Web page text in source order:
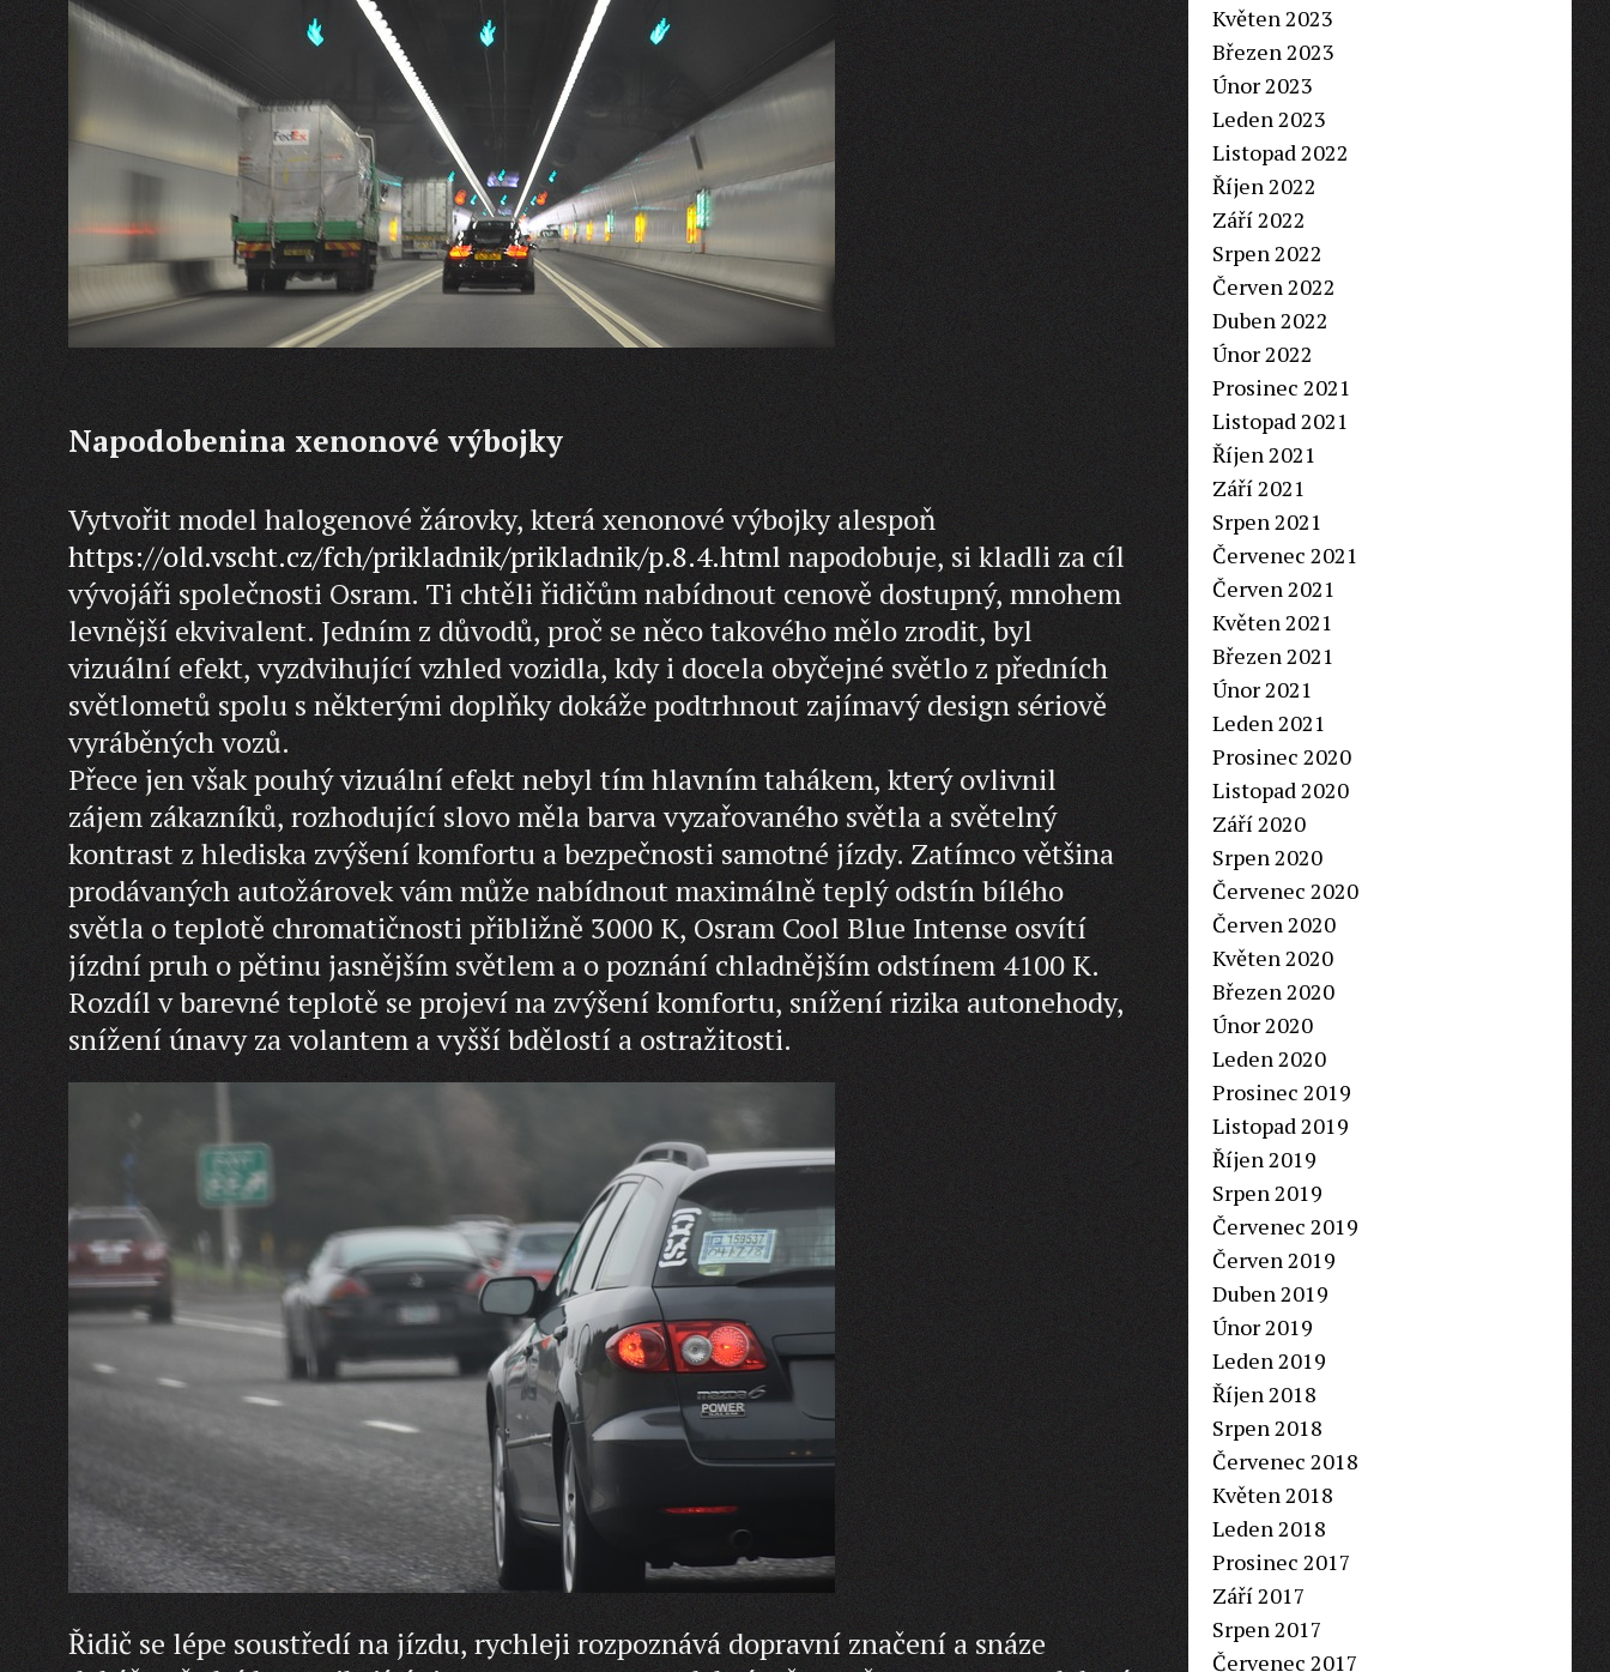
Napodobenina xenonové výbojky
Vytvořit model halogenové žárovky, která xenonové výbojky alespoň
https://old.vscht.cz/fch/prikladnik/prikladnik/p.8.4.htmlnapodobuje, si kladli za cíl
vývojáři společnosti Osram. Ti chtěli řidičům nabídnout cenově dostupný, mnohem
levnější ekvivalent. Jedním z důvodů, proč se něco takového mělo zrodit, byl
vizuální efekt, vyzdvihující vzhled vozidla, kdy i docela obyčejné světlo z předních
světlometů spolu s některými doplňky dokáže podtrhnout zajímavý design sériově
vyráběných vozů.
Přece jen však pouhý vizuální efekt nebyl tím hlavním tahákem, který ovlivnil
zájem zákazníků, rozhodující slovo měla barva vyzařovaného světla a světelný
kontrast z hlediska zvýšení komfortu a bezpečnosti samotné jízdy. Zatímco většina
prodávaných autožárovek vám může nabídnout maximálně teplý odstín bílého
světla o teplotě chromatičnosti přibližně 3000 K,Osram Cool Blue Intenseosvítí
jízdní pruh o pětinu jasnějším světlem a o poznání chladnějším odstínem 4100 K.
Rozdíl v barevné teplotě se projeví na zvýšení komfortu, snížení rizika autonehody,
snížení únavy za volantem a vyšší bdělostí a ostražitosti.
Řidič se lépe soustředí na jízdu, rychleji rozpoznává dopravní značení a snáze
Květen 2023
Březen 2023
Únor 2023
Leden 2023
Listopad 2022
Říjen 2022
Září 2022
Srpen 2022
Červen 2022
Duben 2022
Únor 2022
Prosinec 2021
Listopad 2021
Říjen 2021
Září 2021
Srpen 2021
Červenec 2021
Červen 2021
Květen 2021
Březen 2021
Únor 2021
Leden 2021
Prosinec 2020
Listopad 2020
Září 2020
Srpen 2020
Červenec 2020
Červen 2020
Květen 2020
Březen 2020
Únor 2020
Leden 2020
Prosinec 2019
Listopad 2019
Říjen 2019
Srpen 2019
Červenec 2019
Červen 2019
Duben 2019
Únor 2019
Leden 2019
Říjen 2018
Srpen 2018
Červenec 2018
Květen 2018
Leden 2018
Prosinec 2017
Září 2017
Srpen 2017
Červenec 2017